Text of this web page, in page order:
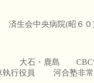
済生会中央病院(昭６０
大石・鹿島
執行役員
河合塾非